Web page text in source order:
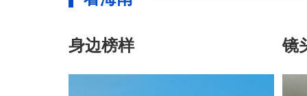
身边榜样 镜
公